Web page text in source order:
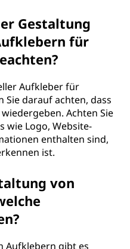
Gestaltung
für
Aufkleber für
Sie darauf achten, dass
Achten Sie
wie Logo, Website-
enthalten sind,
ist.
von
Aufklebern gibt es